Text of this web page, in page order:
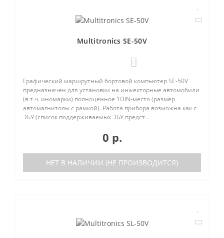
Multitronics SE-50V
Графический маршрутный бортовой компьютер SE-50V
предназначен для установки на инжекторные автомобили
(в т.ч. иномарки) полноценное 1DIN-место (размер
автомагнитолы с рамкой). Работа прибора возможна как с
ЭБУ (список поддерживаемых ЭБУ предст..
0 р.
НЕТ В НАЛИЧИИ (НЕ ПРОИЗВОДИТСЯ)